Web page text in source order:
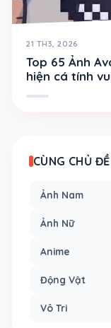
21 TH3, 2026
Top 65 Ảnh
hiện cá tính
CÙNG CHỦ ĐỀ
Ảnh Nam
Ảnh Nữ
Anime
Động Vật
Vô Tri